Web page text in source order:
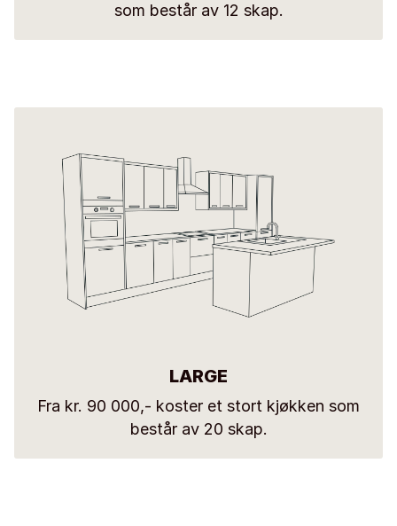
som består av 12 skap.
LARGE
Fra kr. 90 000,- koster et stort kjøkken som
består av 20 skap.